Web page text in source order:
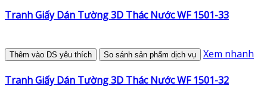
Tranh Giấy Dán Tường 3D Thác Nước WF 1501-33
Thêm vào DS yêu thích So sánh sản phẩm dịch vụ Xem nhanh
Tranh Giấy Dán Tường 3D Thác Nước WF 1501-32